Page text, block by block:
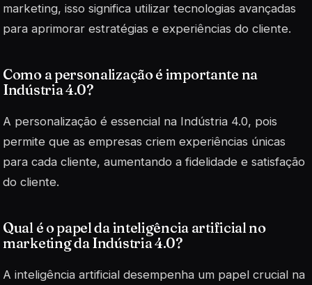
marketing, isso significa utilizar tecnologias avançadas
para aprimorar estratégias e experiências do cliente.
Como a personalização é importante na
Indústria 4.0?
A personalização é essencial na Indústria 4.0, pois
permite que as empresas criem experiências únicas
para cada cliente, aumentando a fidelidade e satisfação
do cliente.
Qual é o papel da inteligência artificial no
marketing da Indústria 4.0?
A inteligência artificial desempenha um papel crucial na